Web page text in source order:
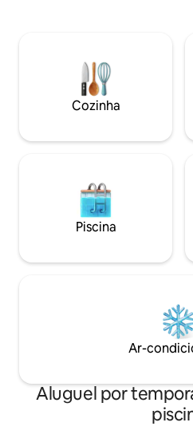
cultura e dos pontos de
Reserve agora para vivenciar
como um morador local em um
bairros mais procurados da
Cozinha
Piscina
Ar-
Aluguel por